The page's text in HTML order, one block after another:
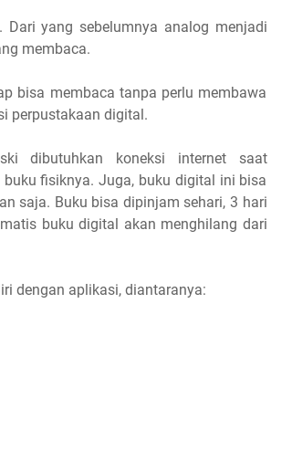
yang sebelumnya analog menjadi
membaca.
bisa membaca tanpa perlu membawa
perpustakaan digital.
dibutuhkan koneksi internet saat
fisiknya. Juga, buku digital ini bisa
saja. Buku bisa dipinjam sehari, 3 hari
buku digital akan menghilang dari
dengan aplikasi, diantaranya: